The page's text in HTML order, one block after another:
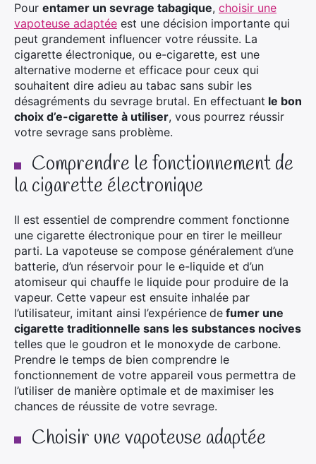
Pour entamer un sevrage tabagique, choisir une
vapoteuse adaptée est une décision importante qui
peut grandement influencer votre réussite. La
cigarette électronique, ou e-cigarette, est une
alternative moderne et efficace pour ceux qui
souhaitent dire adieu au tabac sans subir les
désagréments du sevrage brutal. En effectuant le bon
choix d’e-cigarette à utiliser, vous pourrez réussir
votre sevrage sans problème.
Comprendre le fonctionnement de
la cigarette électronique
Il est essentiel de comprendre comment fonctionne
une cigarette électronique pour en tirer le meilleur
parti. La vapoteuse se compose généralement d’une
batterie, d’un réservoir pour le e-liquide et d’un
atomiseur qui chauffe le liquide pour produire de la
vapeur. Cette vapeur est ensuite inhalée par
l’utilisateur, imitant ainsi l’expérience de fumer une
cigarette traditionnelle sans les substances nocives
telles que le goudron et le monoxyde de carbone.
Prendre le temps de bien comprendre le
fonctionnement de votre appareil vous permettra de
l’utiliser de manière optimale et de maximiser les
chances de réussite de votre sevrage.
Choisir une vapoteuse adaptée